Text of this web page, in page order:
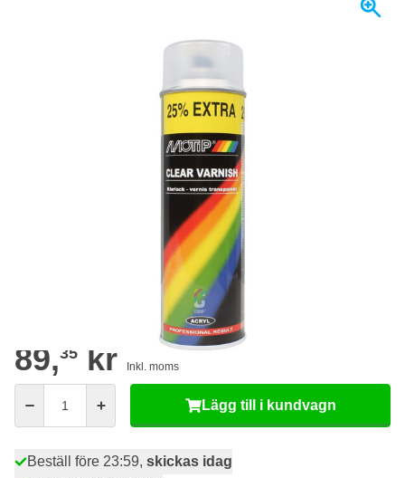
MoTip klarlack, matt, sprayburk 500 ml
89,35 kr Inkl. moms
Lägg till i kundvagn
Beställ före 23:59, skickas idag